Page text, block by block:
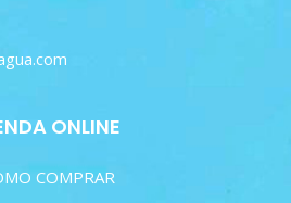
ONLINE
COMPRAR